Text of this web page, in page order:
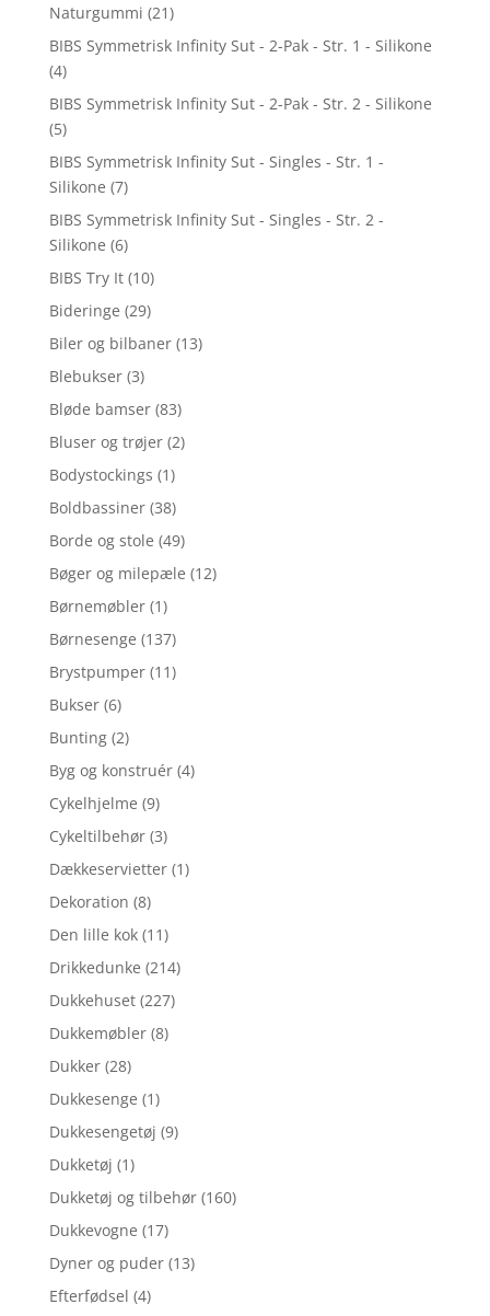
Naturgummi (21)
BIBS Symmetrisk Infinity Sut - 2-Pak - Str. 1 - Silikone
(4)
BIBS Symmetrisk Infinity Sut - 2-Pak - Str. 2 - Silikone
(5)
BIBS Symmetrisk Infinity Sut - Singles - Str. 1 -
Silikone (7)
BIBS Symmetrisk Infinity Sut - Singles - Str. 2 -
Silikone (6)
BIBS Try It (10)
Bideringe (29)
Biler og bilbaner (13)
Blebukser (3)
Bløde bamser (83)
Bluser og trøjer (2)
Bodystockings (1)
Boldbassiner (38)
Borde og stole (49)
Bøger og milepæle (12)
Børnemøbler (1)
Børnesenge (137)
Brystpumper (11)
Bukser (6)
Bunting (2)
Byg og konstruér (4)
Cykelhjelme (9)
Cykeltilbehør (3)
Dækkeservietter (1)
Dekoration (8)
Den lille kok (11)
Drikkedunke (214)
Dukkehuset (227)
Dukkemøbler (8)
Dukker (28)
Dukkesenge (1)
Dukkesengetøj (9)
Dukketøj (1)
Dukketøj og tilbehør (160)
Dukkevogne (17)
Dyner og puder (13)
Efterfødsel (4)